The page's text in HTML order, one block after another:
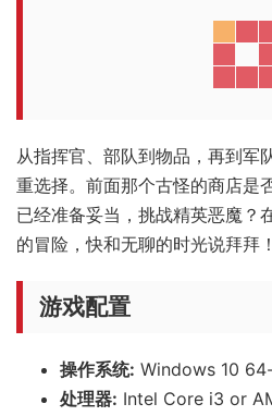
从指挥官、部队到物品，再到军
重选择。前面那个古怪的商店是
已经准备妥当，挑战精英恶魔？
的冒险，快和无聊的时光说拜拜！
游戏配置
操作系统: Windows 10
处理器: Intel Core i3 or